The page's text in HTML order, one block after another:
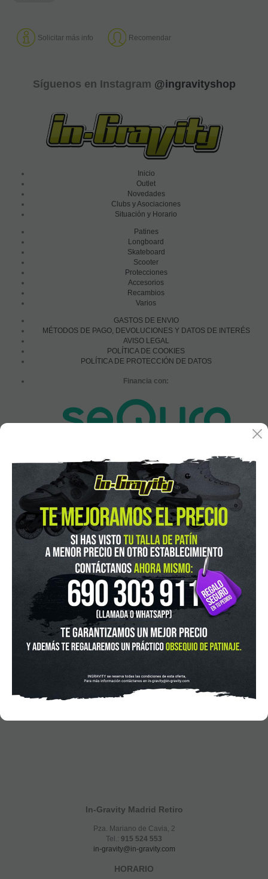
Solicitar más info Recomendar
Síguenos en Instagram @ingravityshop
Inicio
Outlet
Novedades
Clubs y Asociaciones
Situación y Horario
Patines
Longboard
Skateboard
Scooter
Protecciones
Accesorios
Recambios
Varios
GASTOS DE ENVIO
MÉTODOS DE PAGO, DEVOLUCIONES Y DATOS DE INTERÉS
AVISO LEGAL
POLÍTICA DE COOKIES
POLÍTICA DE PROTECCIÓN DE DATOS
Financia con:
In-Gravity roller&skate shop
In-Gravity Madrid Retiro
Pza. Mariano de Cavia, 2
Tel.: 915 524 553
in-gravity@in-gravity.com
HORARIO